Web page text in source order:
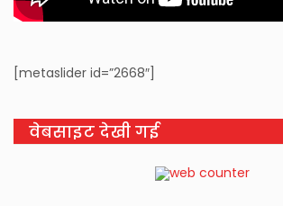
[metaslider id=”2668″]
वेबसाइट देखी गई